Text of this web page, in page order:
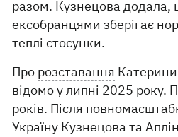
разом. Кузнецова додала,
ексобранцями зберігає
теплі стосунки.
Про розставання
відомо у липні 2025 року.
років. Після
Україну Кузнецова та